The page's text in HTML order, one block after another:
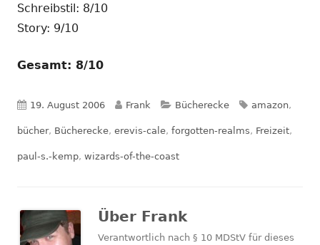
Schreibstil: 8/10
Story: 9/10
Gesamt: 8/10
Veröffentlicht
am
19. August 2006 Autor
Frank Kategorien
Bücherecke Schlagwörter
amazon,
bücher, Bücherecke, erevis-cale, forgotten-realms, Freizeit,
paul-s.-kemp, wizards-of-the-coast
Über Frank
Verantwortlich nach § 10 MDStV für dieses